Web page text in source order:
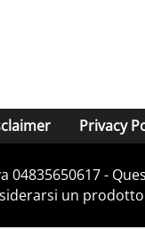
Privacy
-
un prodotto